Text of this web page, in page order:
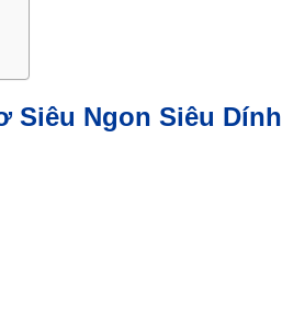
Siêu Ngon Siêu Dính